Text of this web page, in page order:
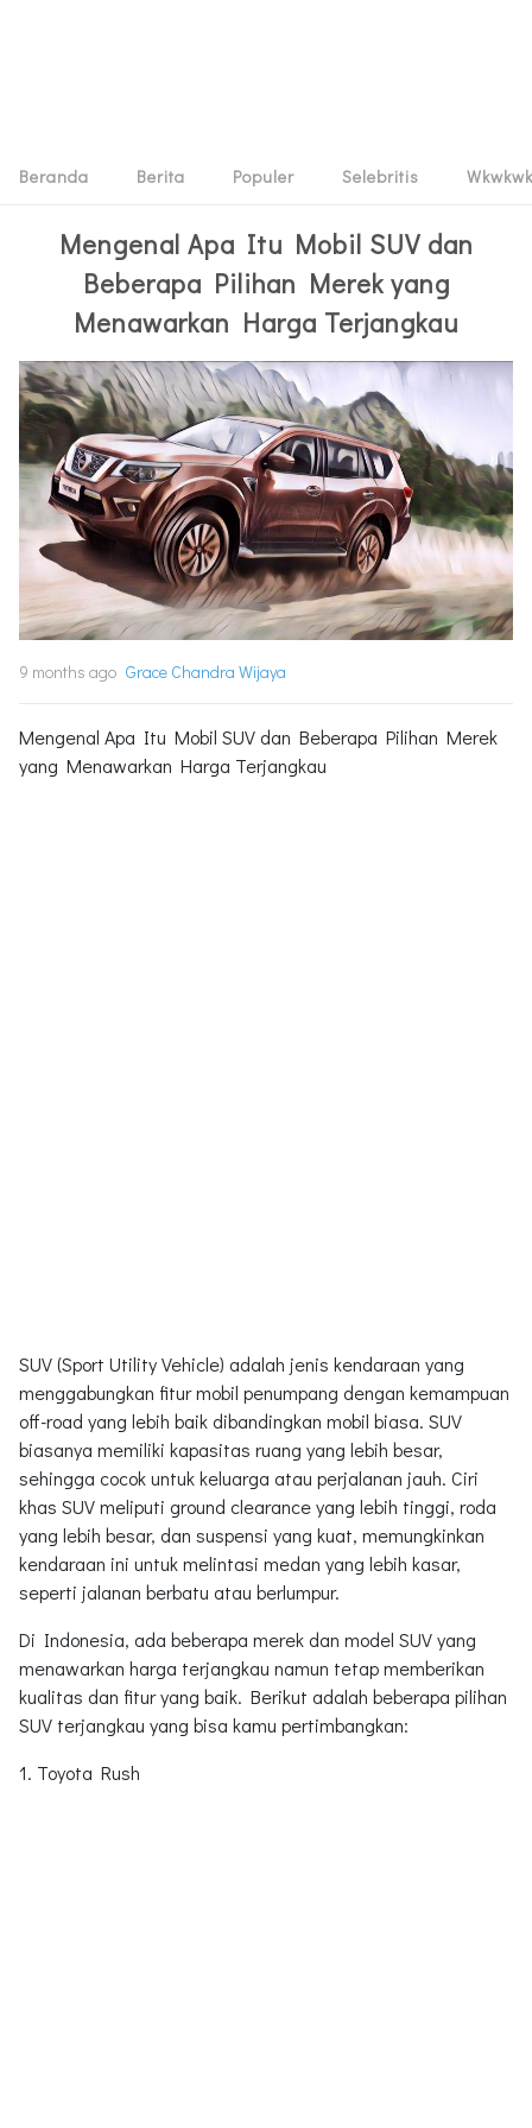
Beranda Berita Populer Selebritis Wkwkwk
Mengenal Apa Itu Mobil SUV dan
Beberapa Pilihan Merek yang
Menawarkan Harga Terjangkau
9 months ago Grace Chandra Wijaya
Mengenal Apa Itu Mobil SUV dan Beberapa Pilihan Merek
yang Menawarkan Harga Terjangkau
SUV (Sport Utility Vehicle) adalah jenis kendaraan yang
menggabungkan fitur mobil penumpang dengan kemampuan
off-road yang lebih baik dibandingkan mobil biasa. SUV
biasanya memiliki kapasitas ruang yang lebih besar,
sehingga cocok untuk keluarga atau perjalanan jauh. Ciri
khas SUV meliputi ground clearance yang lebih tinggi, roda
yang lebih besar, dan suspensi yang kuat, memungkinkan
kendaraan ini untuk melintasi medan yang lebih kasar,
seperti jalanan berbatu atau berlumpur.
Di Indonesia, ada beberapa merek dan model SUV yang
menawarkan harga terjangkau namun tetap memberikan
kualitas dan fitur yang baik. Berikut adalah beberapa pilihan
SUV terjangkau yang bisa kamu pertimbangkan:
1. Toyota Rush